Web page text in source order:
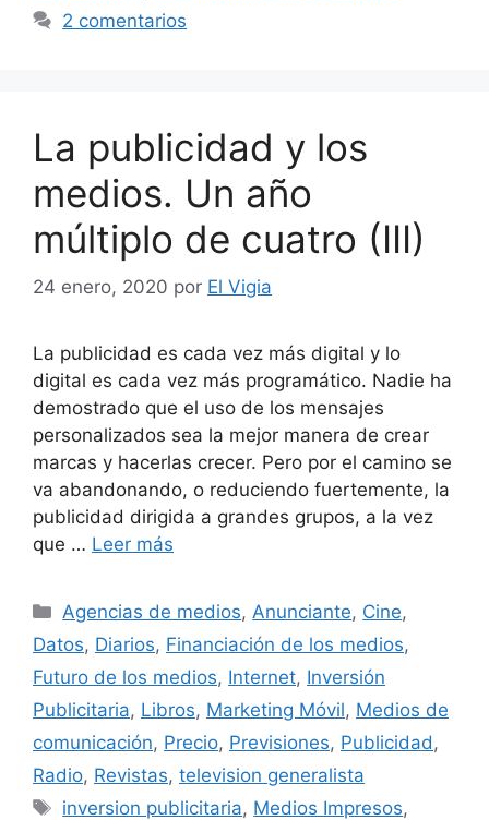
2 comentarios
La publicidad y los
medios. Un año
múltiplo de cuatro (III)
24 enero, 2020 por El Vigia
La publicidad es cada vez más digital y lo
digital es cada vez más programático. Nadie ha
demostrado que el uso de los mensajes
personalizados sea la mejor manera de crear
marcas y hacerlas crecer. Pero por el camino se
va abandonando, o reduciendo fuertemente, la
publicidad dirigida a grandes grupos, a la vez
que … Leer más
Categorías
Agencias de medios,Anunciante, Cine,
Datos, Diarios, Financiación de los medios,
Futuro de los medios, Internet, Inversión
Publicitaria, Libros, Marketing Móvil, Medios de
comunicación, Precio, Previsiones, Publicidad,
Radio, Revistas, television generalista
Etiquetas
inversion publicitaria, Medios Impresos,